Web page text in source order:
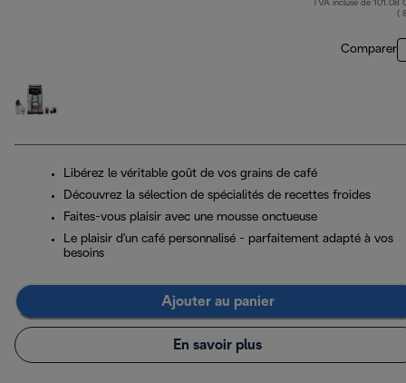
TVA incluse de 101.08
(
Comparer
Libérez le véritable goût de vos grains de café
Découvrez la sélection de spécialités de recettes froides
Faites-vous plaisir avec une mousse onctueuse
Le plaisir d'un café personnalisé - parfaitement adapté à vos
besoins
Ajouter au panier
En savoir plus